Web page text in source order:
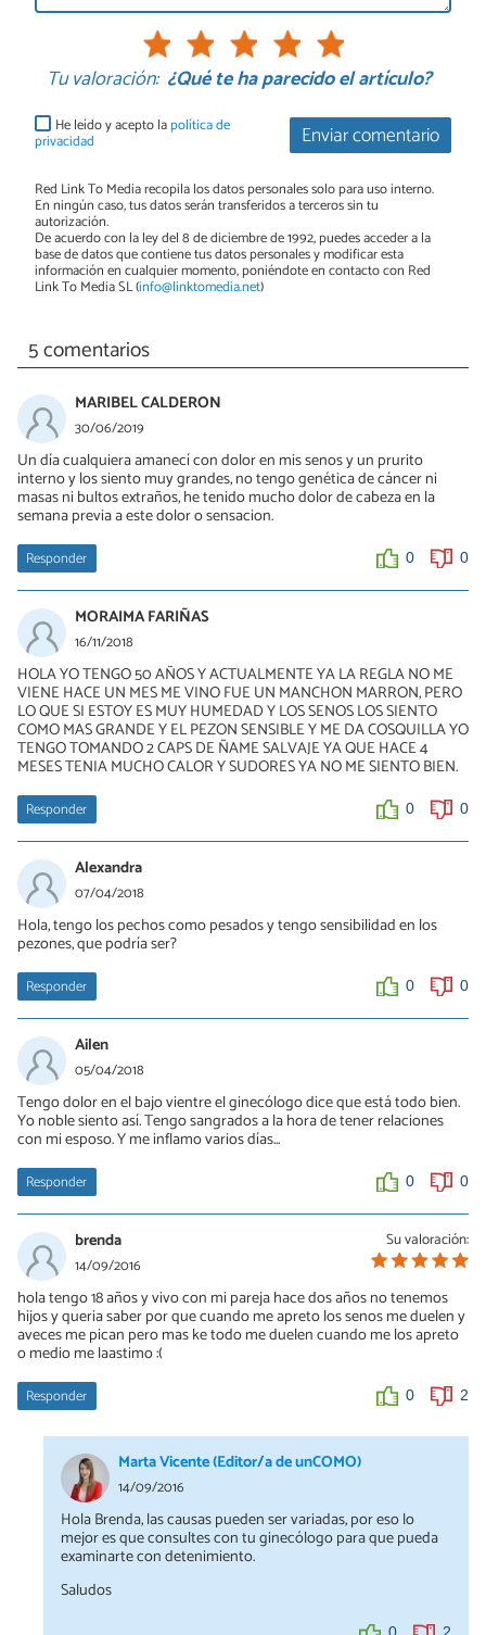
Tu valoración: ¿Qué te ha parecido el artículo?
Enviar comentario
He leído y acepto lapolítica de
privacidad
Red Link To Media recopila los datos personales solo para uso interno.
En ningún caso, tus datos serán transferidos a terceros sin tu
autorización.
De acuerdo con la ley del 8 de diciembre de 1992, puedes acceder a la
base de datos que contiene tus datos personales y modificar esta
información en cualquier momento, poniéndote en contacto con Red
Link To Media SL (info@linktomedia.net)
5 comentarios
MARIBEL CALDERON
30/06/2019
Un día cualquiera amanecí con dolor en mis senos y un prurito
interno y los siento muy grandes, no tengo genética de cáncer ni
masas ni bultos extraños, he tenido mucho dolor de cabeza en la
semana previa a este dolor o sensacion.
Responder 0 0
MORAIMA FARIÑAS
16/11/2018
HOLA YO TENGO 50 AÑOS Y ACTUALMENTE YA LA REGLA NO ME
VIENE HACE UN MES ME VINO FUE UN MANCHON MARRON, PERO
LO QUE SI ESTOY ES MUY HUMEDAD Y LOS SENOS LOS SIENTO
COMO MAS GRANDE Y EL PEZON SENSIBLE Y ME DA COSQUILLA YO
TENGO TOMANDO 2 CAPS DE ÑAME SALVAJE YA QUE HACE 4
MESES TENIA MUCHO CALOR Y SUDORES YA NO ME SIENTO BIEN.
Responder 0 0
Alexandra
07/04/2018
Hola, tengo los pechos como pesados y tengo sensibilidad en los
pezones, que podría ser?
Responder 0 0
Ailen
05/04/2018
Tengo dolor en el bajo vientre el ginecólogo dice que está todo bien.
Yo noble siento así. Tengo sangrados a la hora de tener relaciones
con mi esposo. Y me inflamo varios días...
Responder 0 0
Su valoración:
brenda
14/09/2016
hola tengo 18 años y vivo con mi pareja hace dos años no tenemos
hijos y queria saber por que cuando me apreto los senos me duelen y
aveces me pican pero mas ke todo me duelen cuando me los apreto
o medio me laastimo :(
Responder 0 2
Marta Vicente (Editor/a de unCOMO)
14/09/2016
Hola Brenda, las causas pueden ser variadas, por eso lo
mejor es que consultes con tu ginecólogo para que pueda
examinarte con detenimiento.
Saludos